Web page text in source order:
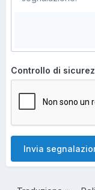
Controllo di
Invia